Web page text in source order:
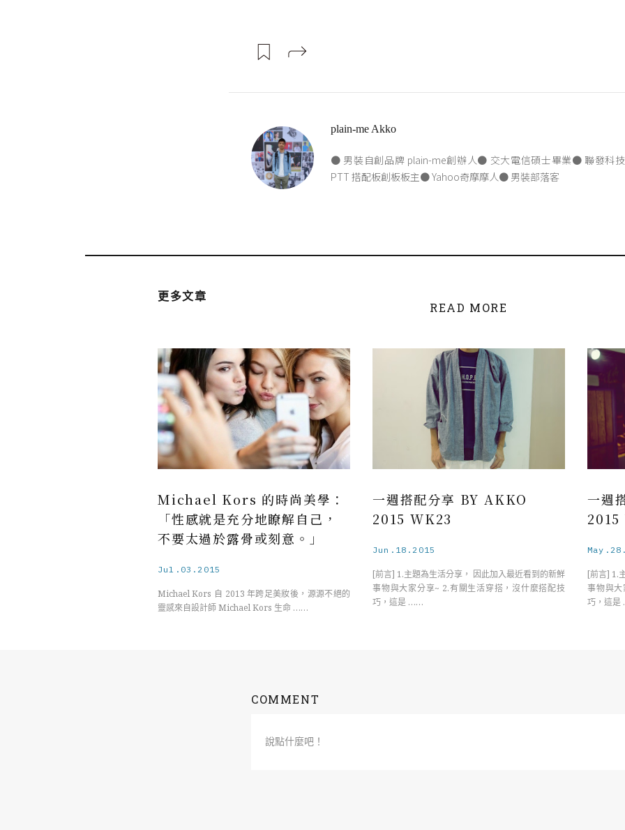
plain-me Akko
● 男裝自創品牌 plain-me創辦人● 交大電信碩士畢業● 聯發科
PTT 搭配板創板板主● Yahoo奇摩摩人● 男裝部落客
更多文章
READ MORE
Michael Kors 的時尚美學：
「性感就是充分地瞭解自己，
不要太過於露骨或刻意。」
Jul.03.2015
Michael Kors 自 2013 年跨足美妝後，源源不絕的
靈感來自設計師 Michael Kors 生命 ……
一週搭配分享 BY AKKO
2015 WK23
Jun.18.2015
[前言] 1.主題為生活分享， 因此加入最近看到的新鮮
事物與大家分享~ 2.有關生活穿搭，沒什麼搭配技
巧，這是 ……
一週
2015
[前言] 1.
事物與
巧，這
COMMENT
說點什麼吧！